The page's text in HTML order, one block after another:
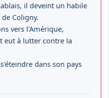
il deveint un habile
Coligny.
vers l'Amérique,
eut à lutter contre la
dans son pays